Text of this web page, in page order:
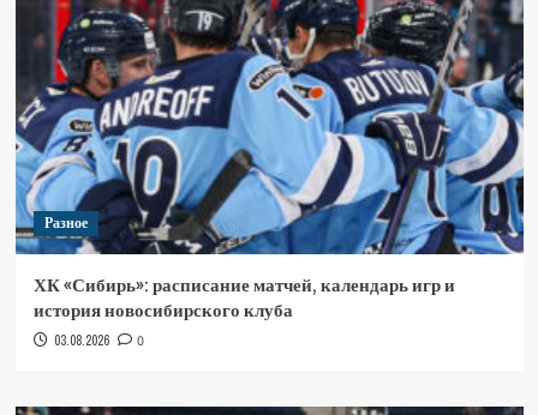
Разное
ХК «Сибирь»: расписание матчей, календарь игр и
история новосибирского клуба
03.08.2026 0